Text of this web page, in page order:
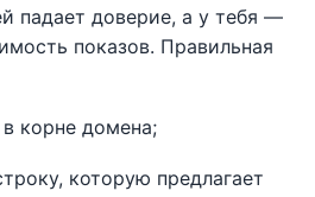
падает доверие, а у тебя —
показов. Правильная
корне домена;
которую предлагает